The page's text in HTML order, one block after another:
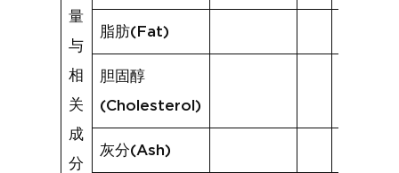
量
与
相
关
成
分
脂肪(Fat)
胆固醇
(Cholesterol)
灰分(Ash)